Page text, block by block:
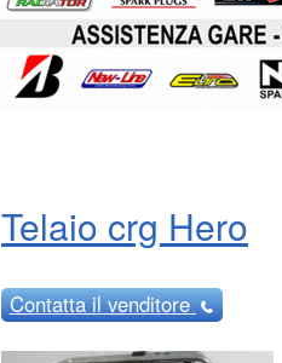
Telaio crg Hero
Contattail venditore